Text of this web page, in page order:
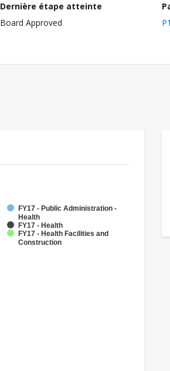
Dernière étape atteinte
Board Approved
FY17 - Public Administration -
Health
FY17 - Health
FY17 - Health Facilities and
Construction